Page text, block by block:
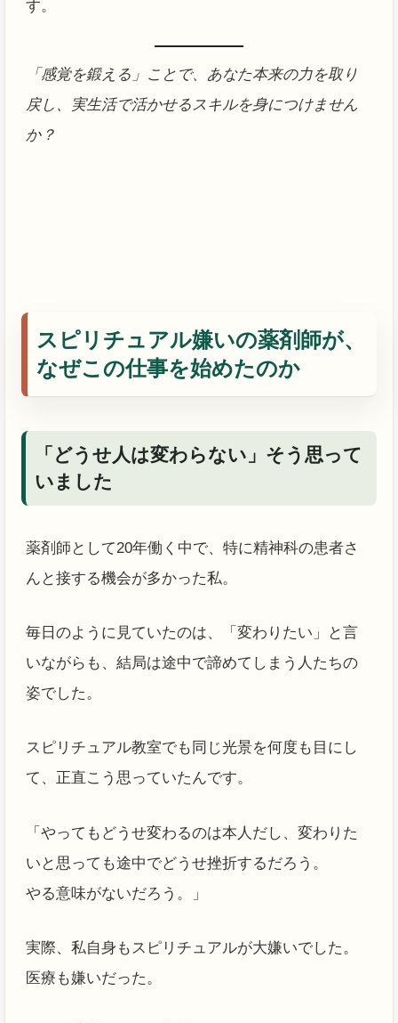
す。
「感覚を鍛える」ことで、あなた本来の力を取り
戻し、実生活で活かせるスキルを身につけません
か？
スピリチュアル嫌いの薬剤師が、
なぜこの仕事を始めたのか
「どうせ人は変わらない」そう思って
いました
薬剤師として20年働く中で、特に精神科の患者さ
んと接する機会が多かった私。
毎日のように見ていたのは、「変わりたい」と言
いながらも、結局は途中で諦めてしまう人たちの
姿でした。
スピリチュアル教室でも同じ光景を何度も目にし
て、正直こう思っていたんです。
「やってもどうせ変わるのは本人だし、変わりた
いと思っても途中でどうせ挫折するだろう。
やる意味がないだろう。」
実際、私自身もスピリチュアルが大嫌いでした。
医療も嫌いだった。